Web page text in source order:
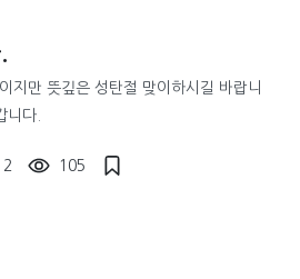
지만 뜻깊은 성탄절 맞이하시길 바랍니
니다.
2 105